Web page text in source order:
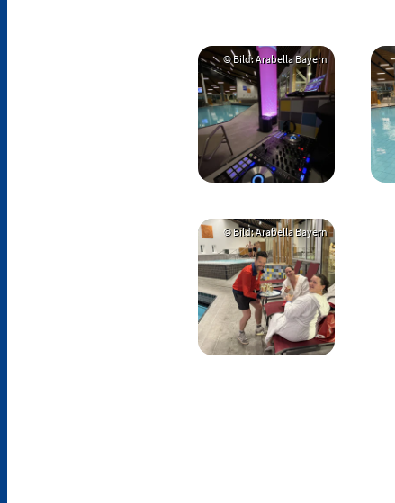
© Bild: Arabella Bayern
© Bild: Arabella Bayern